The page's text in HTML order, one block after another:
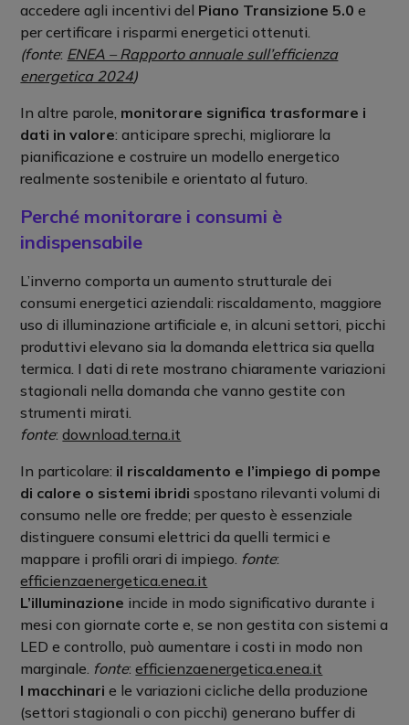
accedere agli incentivi del Piano Transizione 5.0 e
per certificare i risparmi energetici ottenuti.
(fonte: ENEA – Rapporto annuale sull’efficienza
energetica 2024)
In altre parole, monitorare significa trasformare i
dati in valore: anticipare sprechi, migliorare la
pianificazione e costruire un modello energetico
realmente sostenibile e orientato al futuro.
Perché monitorare i consumi è
indispensabile
L’inverno comporta un aumento strutturale dei
consumi energetici aziendali: riscaldamento, maggiore
uso di illuminazione artificiale e, in alcuni settori, picchi
produttivi elevano sia la domanda elettrica sia quella
termica. I dati di rete mostrano chiaramente variazioni
stagionali nella domanda che vanno gestite con
strumenti mirati.
fonte:download.terna.it
In particolare: il riscaldamento e l’impiego di pompe
di calore o sistemi ibridi spostano rilevanti volumi di
consumo nelle ore fredde; per questo è essenziale
distinguere consumi elettrici da quelli termici e
mappare i profili orari di impiego. fonte:
efficienzaenergetica.enea.it
L’illuminazione incide in modo significativo durante i
mesi con giornate corte e, se non gestita con sistemi a
LED e controllo, può aumentare i costi in modo non
marginale. fonte:efficienzaenergetica.enea.it
I macchinari e le variazioni cicliche della produzione
(settori stagionali o con picchi) generano buffer di